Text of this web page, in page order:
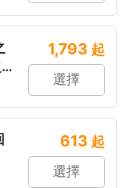
1,793 起
選擇
613 起
選擇